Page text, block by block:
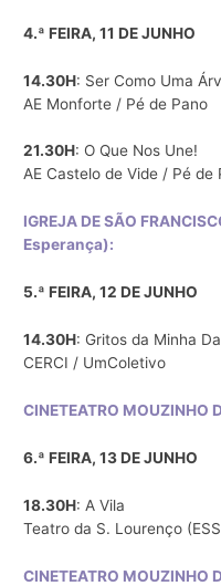
4.ª FEIRA, 11 DE JUNHO
14.30H: Ser Como Uma
AE Monforte / Pé de Pano
21.30H: O Que Nos Une!
AE Castelo de Vide / Pé de
IGREJA DE SÃO
Esperança):
5.ª FEIRA, 12 DE JUNHO
14.30H: Gritos da Minha
CERCI / UmColetivo
CINETEATRO MOUZINHO
6.ª FEIRA, 13 DE JUNHO
18.30H: A Vila
Teatro da S. Lourenço
CINETEATRO MOUZINHO